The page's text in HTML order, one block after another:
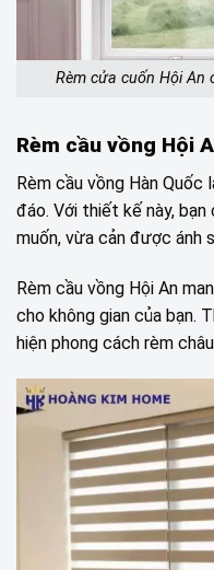
Rèm cửa cuốn Hội An
Rèm cầu vồng Hội
Rèm cầu vồng Hàn
đáo. Với thiết kế này,
muốn, vừa cản được ánh
Rèm cầu vồng Hội An
cho không gian của bạn.
hiện phong cách rèm